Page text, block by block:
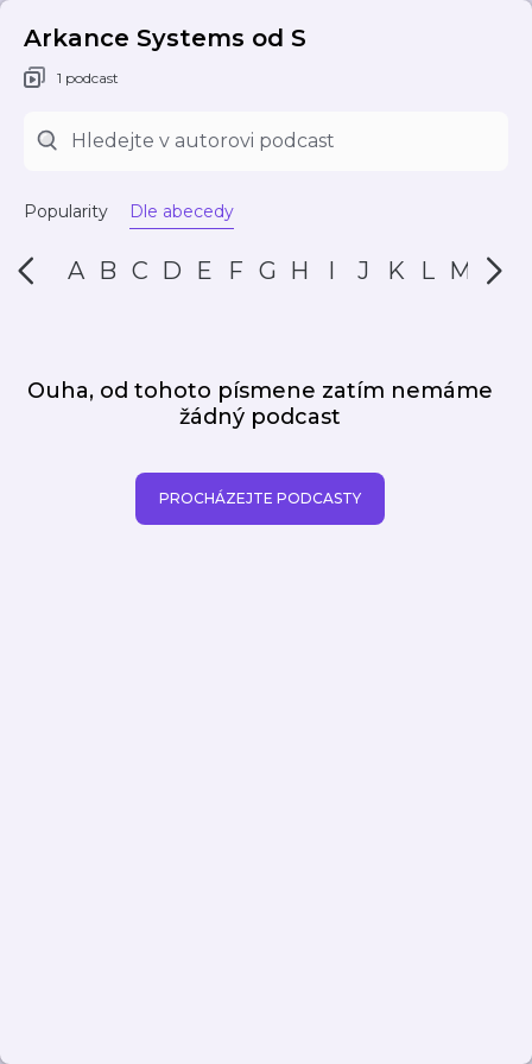
Arkance Systems od S
1 podcast
Popularity Dle abecedy
A B C D E F G H I J K L M N
Ouha, od tohoto písmene zatím nemáme
žádný podcast
PROCHÁZEJTE PODCASTY